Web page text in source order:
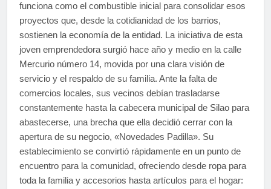
funciona como el combustible inicial para consolidar esos
proyectos que, desde la cotidianidad de los barrios,
sostienen la economía de la entidad. La iniciativa de esta
joven emprendedora surgió hace año y medio en la calle
Mercurio número 14, movida por una clara visión de
servicio y el respaldo de su familia. Ante la falta de
comercios locales, sus vecinos debían trasladarse
constantemente hasta la cabecera municipal de Silao para
abastecerse, una brecha que ella decidió cerrar con la
apertura de su negocio, «Novedades Padilla». Su
establecimiento se convirtió rápidamente en un punto de
encuentro para la comunidad, ofreciendo desde ropa para
toda la familia y accesorios hasta artículos para el hogar: